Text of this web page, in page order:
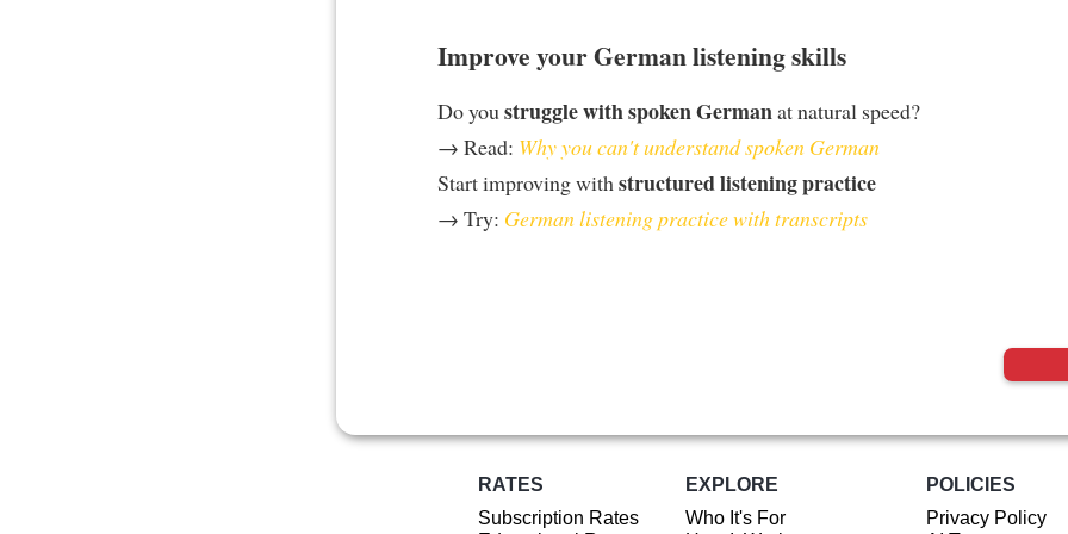
Improve your German listening skills
Do you struggle with spoken Germanat natural speed?
→ Read: Why you can't understand spoken German
Start improving with structured listening practice
→ Try: German listening practice with transcripts
RATES
Subscription Rates
EXPLORE
Who It's For
POLICIES
Privacy Policy